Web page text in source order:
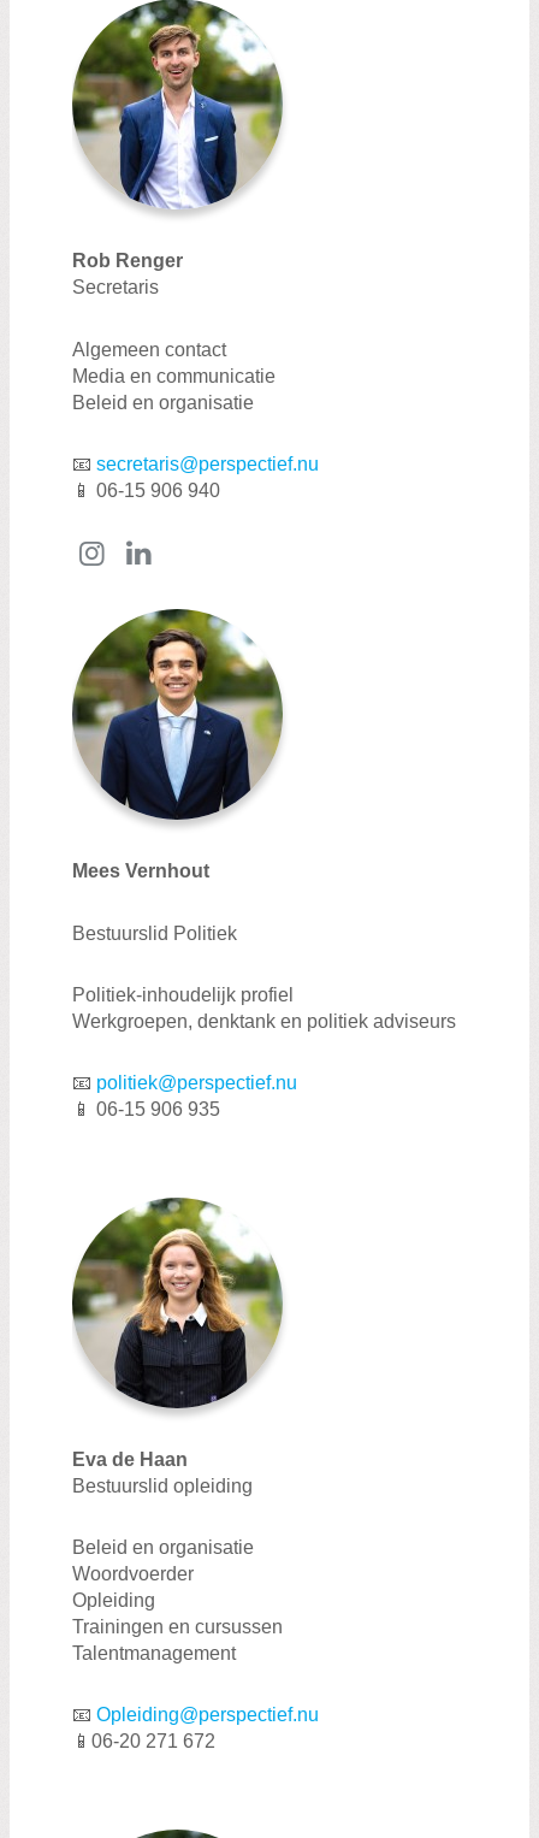
Rob Renger
Secretaris
Algemeen contact
Media en communicatie
Beleid en organisatie
📧 secretaris@perspectief.nu
📱 06-15 906 940
Instagram
Mees Vernhout
Bestuurslid Politiek
Politiek-inhoudelijk profiel
Werkgroepen, denktank en politiek adviseurs
📧 politiek@perspectief.nu
📱 06-15 906 935
Eva de Haan
Bestuurslid opleiding
Beleid en organisatie
Woordvoerder
Opleiding
Trainingen en cursussen
Talentmanagement
📧 Opleiding@perspectief.nu
📱06-20 271 672